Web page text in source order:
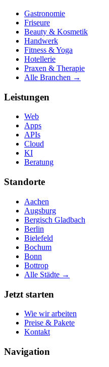
Gastronomie
Friseure
Beauty & Kosmetik
Handwerk
Fitness & Yoga
Hotellerie
Praxen & Therapie
Alle Branchen →
Leistungen
Web
Apps
APIs
Cloud
KI
Beratung
Standorte
Aachen
Augsburg
Bergisch Gladbach
Berlin
Bielefeld
Bochum
Bonn
Bottrop
Alle Städte →
Jetzt starten
Wie wir arbeiten
Preise & Pakete
Kontakt
Navigation